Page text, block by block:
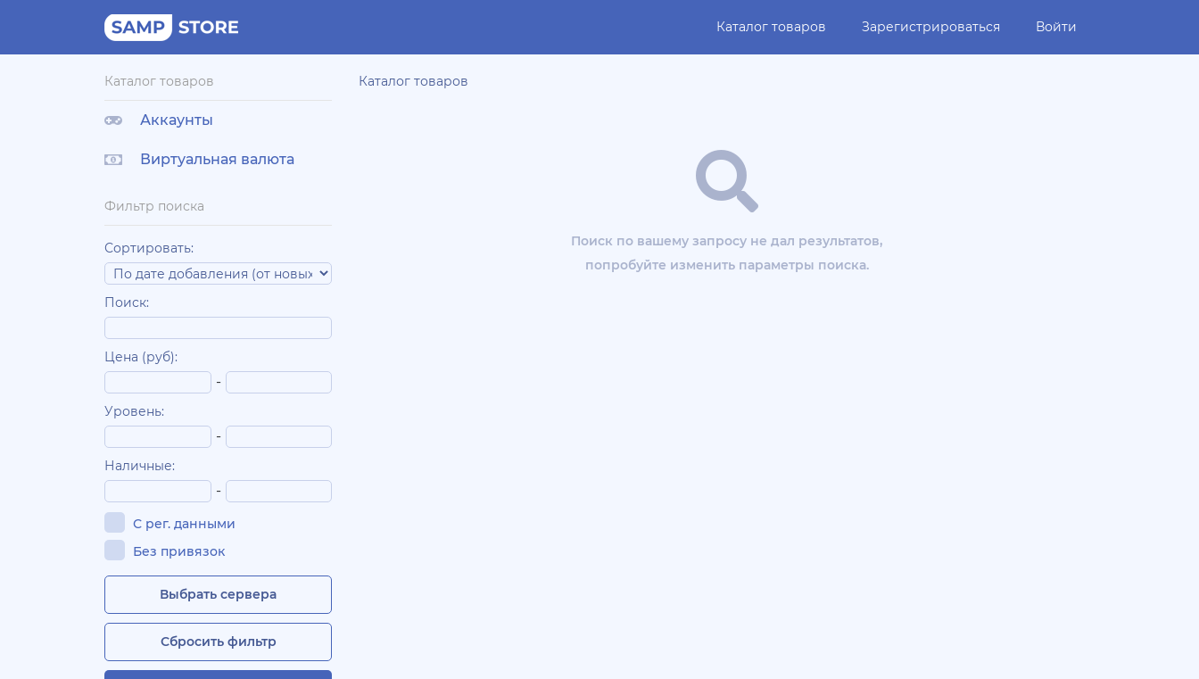
Каталог товаров Зарегистрироваться Войти
Каталог товаров
Аккаунты
Виртуальная валюта
Фильтр поиска
Сортировать:
Поиск:
Цена (руб):
-
Уровень:
-
Наличные:
-
С рег. данными
Без привязок
Выбрать сервера
Сбросить фильтр
Каталог товаров
Поиск по вашему запросу не дал результатов,
попробуйте изменить параметры поиска.